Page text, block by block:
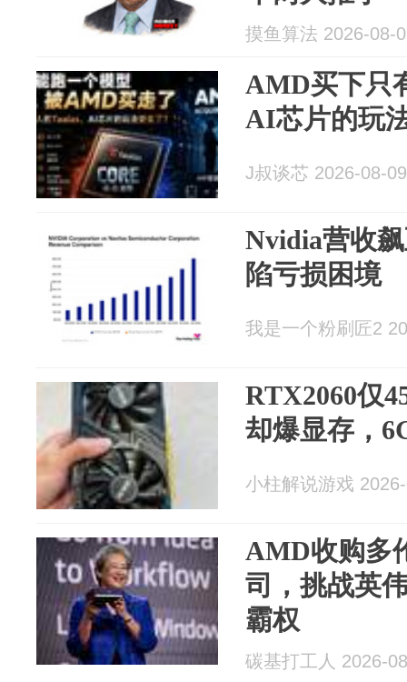
摸鱼算法 2026-08-
AMD买下只
AI芯片的玩
J叔谈芯 2026-08-09
Nvidia营收
陷亏损困境
我是一个粉刷匠2
RTX2060仅
却爆显存，
小柱解说游戏
AMD收购多
司，挑战英
霸权
碳基打工人 2026-